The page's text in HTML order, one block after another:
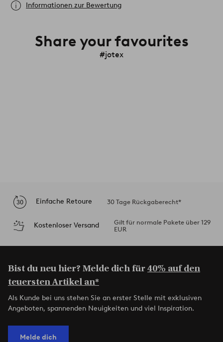
Informationen zur Bewertung
Share your favourites
#jotex
Einfache Retoure 30 Tage Rückgaberecht*
Kostenloser Versand
Gilt für normale Pakete über 129
EUR
Bist du neu hier? Melde dich für40% auf den
teuersten Artikel an*
Als Kunde bei uns stehen Sie an erster Stelle mit exklusiven
Angeboten, spannenden Neuigkeiten und viel Inspiration.
Melde dich